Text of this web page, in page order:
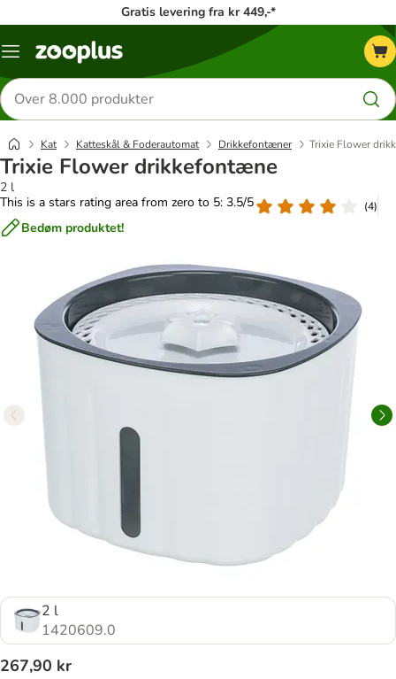
Gratis levering fra kr 449,-*
Menu
Søg
efter
produkter
Kat Katteskål & Foderautomat Drikkefontæner Trixie Flower
Trixie Flower drikkefontæne
2 l
This is a stars rating area from zero to 5: 3.5/5
(4)
Bedøm produktet!
2 l
1420609.0
267,90 kr